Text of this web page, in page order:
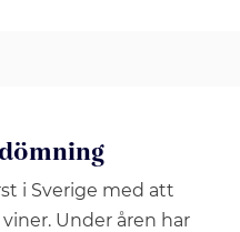
i Sverige med att
Under åren har